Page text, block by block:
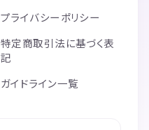
プライバシーポリシー
特定商取引法に基づく表
記
ガイドライン一覧